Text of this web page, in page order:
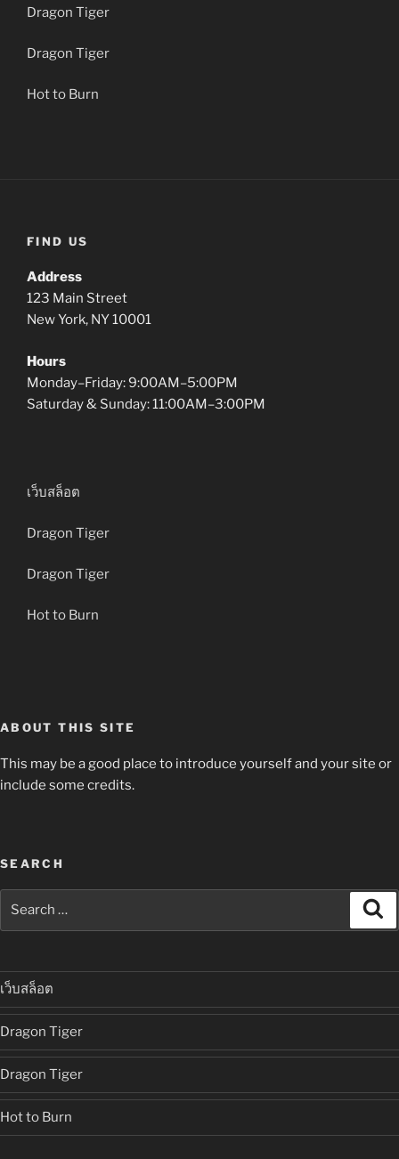
Dragon Tiger
Dragon Tiger
Hot to Burn
FIND US
Address
123 Main Street
New York, NY 10001
Hours
Monday–Friday: 9:00AM–5:00PM
Saturday & Sunday: 11:00AM–3:00PM
เว็บสล็อต
Dragon Tiger
Dragon Tiger
Hot to Burn
ABOUT THIS SITE
This may be a good place to introduce yourself and your site or
include some credits.
SEARCH
เว็บสล็อต
Dragon Tiger
Dragon Tiger
Hot to Burn